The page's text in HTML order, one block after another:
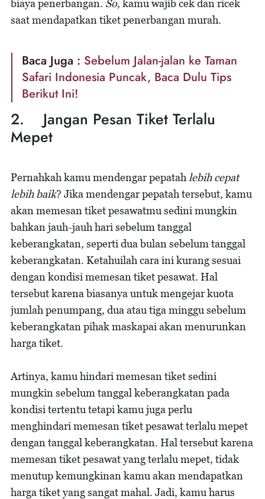
biaya penerbangan. So, kamu wajib cek dan ricek
saat mendapatkan tiket penerbangan murah.
Baca Juga : Sebelum Jalan-jalan ke Taman
Safari Indonesia Puncak, Baca Dulu Tips
Berikut Ini!
2. Jangan Pesan Tiket Terlalu
Mepet
Pernahkah kamu mendengar pepatah lebih cepat
lebih baik? Jika mendengar pepatah tersebut, kamu
akan memesan tiket pesawatmu sedini mungkin
bahkan jauh-jauh hari sebelum tanggal
keberangkatan, seperti dua bulan sebelum tanggal
keberangkatan. Ketahuilah cara ini kurang sesuai
dengan kondisi memesan tiket pesawat. Hal
tersebut karena biasanya untuk mengejar kuota
jumlah penumpang, dua atau tiga minggu sebelum
keberangkatan pihak maskapai akan menurunkan
harga tiket.
Artinya, kamu hindari memesan tiket sedini
mungkin sebelum tanggal keberangkatan pada
kondisi tertentu tetapi kamu juga perlu
menghindari memesan tiket pesawat terlalu mepet
dengan tanggal keberangkatan. Hal tersebut karena
memesan tiket pesawat yang terlalu mepet, tidak
menutup kemungkinan kamu akan mendapatkan
harga tiket yang sangat mahal. Jadi, kamu harus